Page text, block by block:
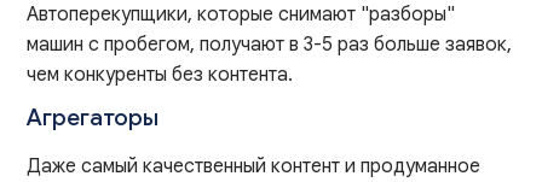
Автоперекупщики, которые снимают "разборы"
машин с пробегом, получают в 3-5 раз больше заявок,
чем конкуренты без контента.
Агрегаторы
Даже самый качественный контент и продуманное